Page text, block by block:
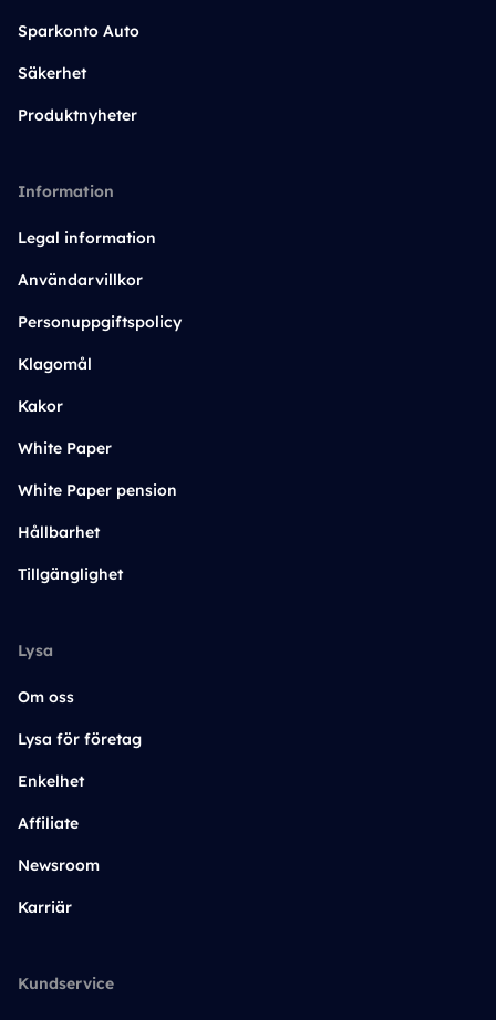
Sparkonto Auto
Säkerhet
Produktnyheter
Information
Legal information
Användarvillkor
Personuppgiftspolicy
Klagomål
Kakor
White Paper
White Paper pension
Hållbarhet
Tillgänglighet
Lysa
Om oss
Lysa för företag
Enkelhet
Affiliate
Newsroom
Karriär
Kundservice